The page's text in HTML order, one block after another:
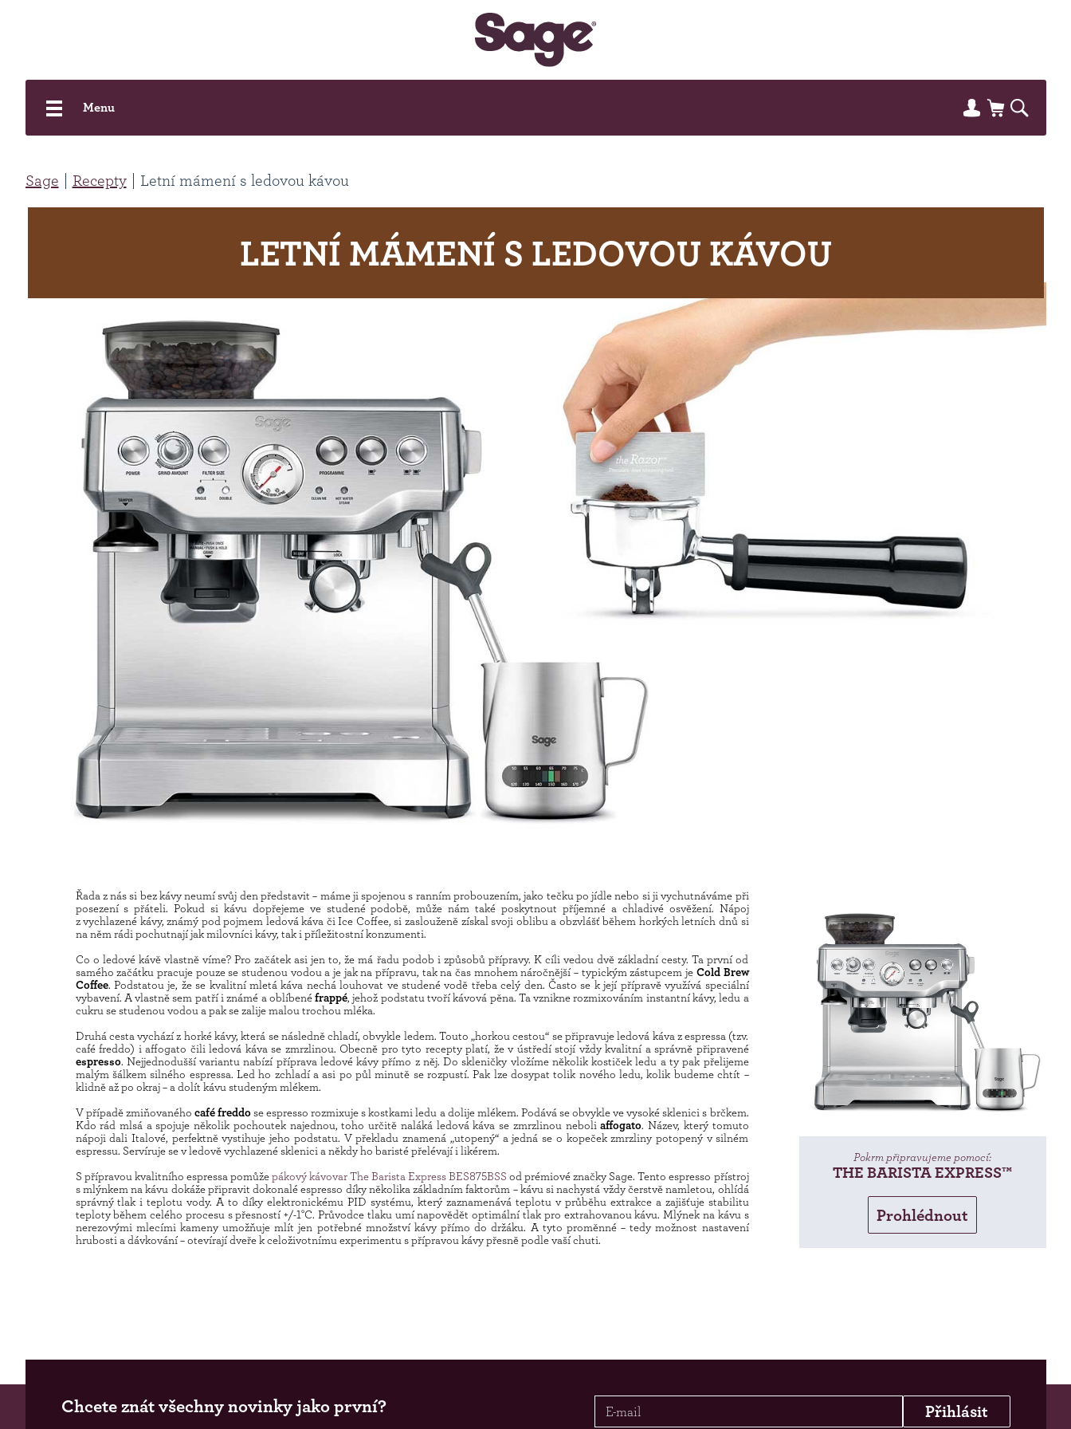
Menu
Sage Recepty Letní mámení s ledovou kávou
LETNÍ MÁMENÍ S LEDOVOU KÁVOU
Řada z nás si bez kávy neumí svůj den představit – máme ji spojenou s ranním probouzením, jako tečku po jídle nebo si ji vychutnáváme při
posezení s přáteli. Pokud si kávu dopřejeme ve studené podobě, může nám také poskytnout příjemné a chladivé osvěžení. Nápoj
z vychlazené kávy, známý pod pojmem ledová káva či Ice Coffee, si zaslouženě získal svoji oblibu a obzvlášť během horkých letních dnů si
na něm rádi pochutnají jak milovníci kávy, tak i příležitostní konzumenti.
Co o ledové kávě vlastně víme? Pro začátek asi jen to, že má řadu podob i způsobů přípravy. K cíli vedou dvě základní cesty. Ta první od
samého začátku pracuje pouze se studenou vodou a je jak na přípravu, tak na čas mnohem náročnější – typickým zástupcem je Cold Brew
Coffee. Podstatou je, že se kvalitní mletá káva nechá louhovat ve studené vodě třeba celý den. Často se k její přípravě využívá speciální
vybavení. A vlastně sem patří i známé a oblíbenéfrappé, jehož podstatu tvoří kávová pěna. Ta vznikne rozmixováním instantní kávy, ledu a
cukru se studenou vodou a pak se zalije malou trochou mléka.
Druhá cesta vychází z horké kávy, která se následně chladí, obvykle ledem. Touto „horkou cestou“ se připravuje ledová káva z espressa (tzv.
café freddo) i affogato čili ledová káva se zmrzlinou. Obecně pro tyto recepty platí, že v ústředí stojí vždy kvalitní a správně připravené
espresso. Nejjednodušší variantu nabízí příprava ledové kávy přímo z něj. Do skleničky vložíme několik kostiček ledu a ty pak přelijeme
malým šálkem silného espressa. Led ho zchladí a asi po půl minutě se rozpustí. Pak lze dosypat tolik nového ledu, kolik budeme chtít –
klidně až po okraj – a dolít kávu studeným mlékem.
V případě zmiňovaného café freddose espresso rozmixuje s kostkami ledu a dolije mlékem. Podává se obvykle ve vysoké sklenici s brčkem.
Kdo rád mlsá a spojuje několik pochoutek najednou, toho určitě naláká ledová káva se zmrzlinou neboliaffogato. Název, který tomuto
nápoji dali Italové, perfektně vystihuje jeho podstatu. V překladu znamená „utopený“ a jedná se o kopeček zmrzliny potopený v silném
espressu. Servíruje se v ledově vychlazené sklenici a někdy ho baristé přelévají i likérem.
S přípravou kvalitního espressa pomůžepákový kávovar The Barista Express BES875BSS od prémiové značky Sage. Tento espresso přístroj
s mlýnkem na kávu dokáže připravit dokonalé espresso díky několika základním faktorům – kávu si nachystá vždy čerstvě namletou, ohlídá
správný tlak i teplotu vody. A to díky elektronickému PID systému, který zaznamenává teplotu v průběhu extrakce a zajišťuje stabilitu
teploty během celého procesu s přesností +/-1°C. Průvodce tlaku umí napovědět optimální tlak pro extrahovanou kávu. Mlýnek na kávu s
nerezovými mlecími kameny umožňuje mlít jen potřebné množství kávy přímo do držáku. A tyto proměnné – tedy možnost nastavení
hrubosti a dávkování – otevírají dveře k celoživotnímu experimentu s přípravou kávy přesně podle vaší chuti.
Pokrm připravujeme pomocí:
THE BARISTA EXPRESS™
Prohlédnout
Chcete znát všechny novinky jako první? Přihlásit